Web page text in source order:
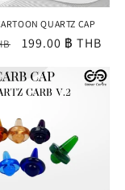
QUARTZ CAP
ราคา
199.00 ฿ THB